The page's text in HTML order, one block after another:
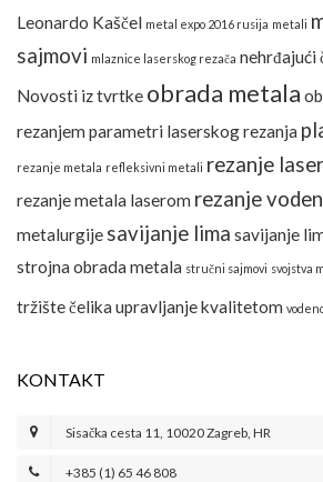
Leonardo Kaščel metal expo 2016 rusija metali
sajmovi mlaznice laserskog rezača nehrđajući
Novosti iz tvrtke obrada metala
rezanjem parametri laserskog rezanja
rezanje metala refleksivni metali rezanje
rezanje metala laserom rezanje
metalurgije savijanje lima savijanje
strojna obrada metala stručni sajmovi svojstva
tržište čelika upravljanje kvalitetom
KONTAKT
Sisačka cesta 11, 10020 Zagreb, HR
+385 (1) 65 46 808